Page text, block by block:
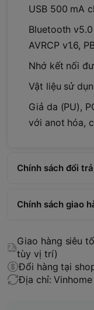
USB 500 mA
Bluetooth v5.0
AVRCP v1.6,
Nhớ kết nối
Vật liệu sử
Giả da (PU),
với anot hóa,
Chính sách đổi trả
Chính sách giao
Giao hàng siêu
tùy vị trí)
Đổi hàng tại
Địa chỉ: